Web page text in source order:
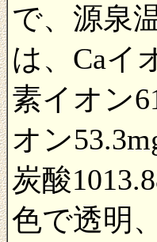
で、源泉
は、Caイ
素イオン
オン
炭酸
色で透明